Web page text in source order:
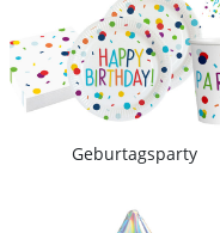
Geburtagsparty